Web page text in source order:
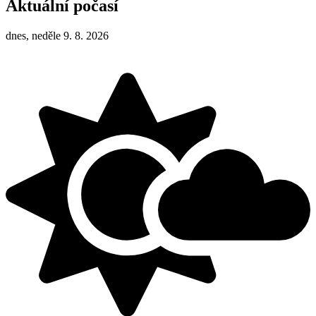
Aktuální počasí
dnes, neděle 9. 8. 2026